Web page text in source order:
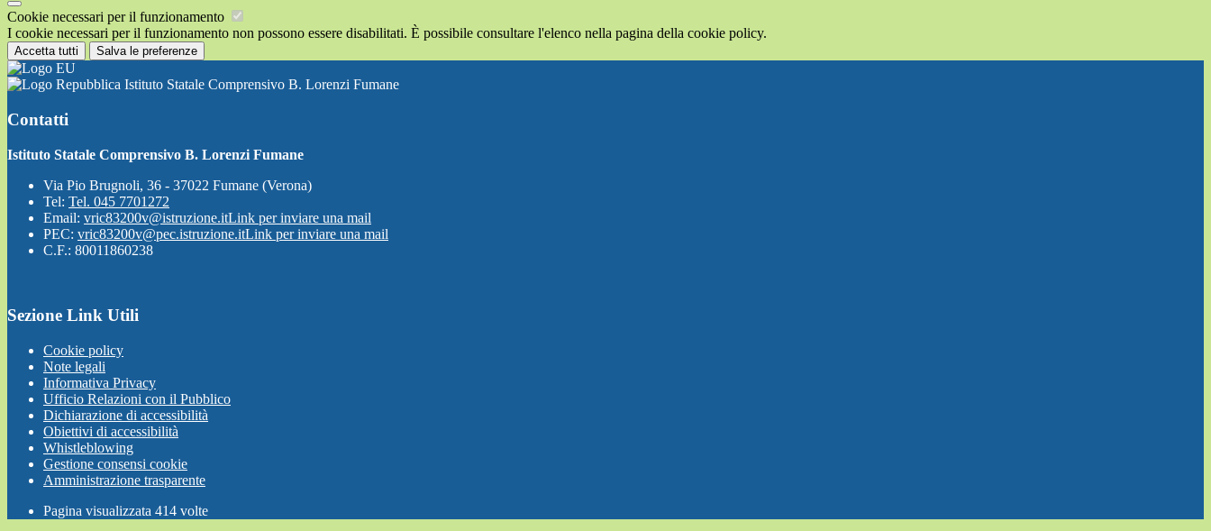
Cookie necessari per il funzionamento
I cookie necessari per il funzionamento non possono essere disabilitati. È possibile consultare l'elenco nella pagina della cookie policy.
Accetta tutti Salva le preferenze
Istituto Statale Comprensivo B. Lorenzi Fumane
Contatti
Istituto Statale Comprensivo B. Lorenzi Fumane
Via Pio Brugnoli, 36 - 37022 Fumane (Verona)
Tel: Tel. 045 7701272
Email: vric83200v@istruzione.itLink per inviare una mail
PEC: vric83200v@pec.istruzione.itLink per inviare una mail
C.F.: 80011860238
Sezione Link Utili
Cookie policy
Note legali
Informativa Privacy
Ufficio Relazioni con il Pubblico
Dichiarazione di accessibilità
Obiettivi di accessibilità
Whistleblowing
Gestione consensi cookie
Amministrazione trasparente
Pagina visualizzata 414 volte